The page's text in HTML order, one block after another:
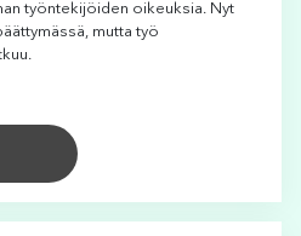
työntekijöiden oikeuksia. Nyt
mutta työ